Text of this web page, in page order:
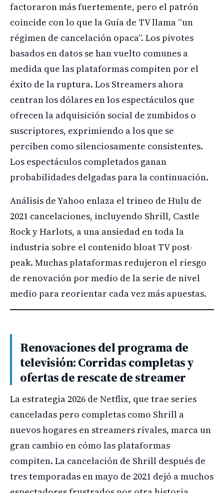
factoraron más fuertemente, pero el patrón
coincide con lo que la Guía de TV llama “un
régimen de cancelación opaca”. Los pivotes
basados en datos se han vuelto comunes a
medida que las plataformas compiten por el
éxito de la ruptura. Los Streamers ahora
centran los dólares en los espectáculos que
ofrecen la adquisición social de zumbidos o
suscriptores, exprimiendo a los que se
perciben como silenciosamente consistentes.
Los espectáculos completados ganan
probabilidades delgadas para la continuación.
Análisis de Yahoo enlaza el trineo de Hulu de
2021 cancelaciones, incluyendo Shrill, Castle
Rock y Harlots, a una ansiedad en toda la
industria sobre el contenido bloat TV post-
peak. Muchas plataformas redujeron el riesgo
de renovación por medio de la serie de nivel
medio para reorientar cada vez más apuestas.
Renovaciones del programa de
televisión: Corridas completas y
ofertas de rescate de streamer
La estrategia 2026 de Netflix, que trae series
canceladas pero completas como Shrill a
nuevos hogares en streamers rivales, marca un
gran cambio en cómo las plataformas
compiten. La cancelación de Shrill después de
tres temporadas en mayo de 2021 dejó a muchos